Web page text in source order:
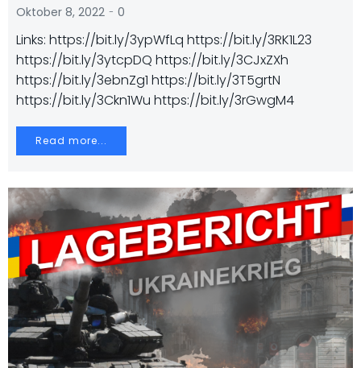
Oktober 8, 2022 - 0
Links: https://bit.ly/3ypWfLq https://bit.ly/3RK1L23
https://bit.ly/3ytcpDQ https://bit.ly/3CJxZXh
https://bit.ly/3ebnZg1 https://bit.ly/3T5grtN
https://bit.ly/3Ckn1Wu https://bit.ly/3rGwgM4
Read more...